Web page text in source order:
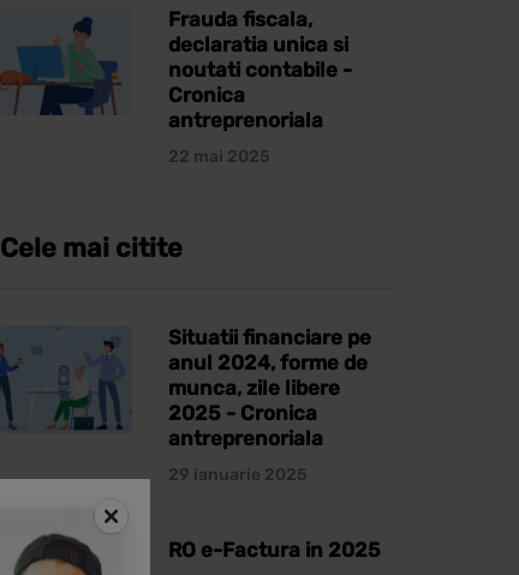
Frauda fiscala,
declaratia unica si
noutati contabile -
Cronica
antreprenoriala
22 mai 2025
Cele mai citite
Situatii financiare pe
anul 2024, forme de
munca, zile libere
2025 - Cronica
antreprenoriala
29 ianuarie 2025
RO e-Factura in 2025